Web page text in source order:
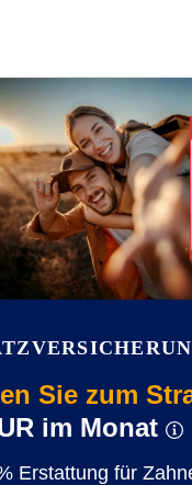
Sie zum
im Monat
Erstattung für